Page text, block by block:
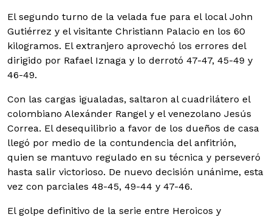
El segundo turno de la velada fue para el local John
Gutiérrez y el visitante Christiann Palacio en los 60
kilogramos. El extranjero aprovechó los errores del
dirigido por Rafael Iznaga y lo derrotó 47-47, 45-49 y
46-49.
Con las cargas igualadas, saltaron al cuadrilátero el
colombiano Alexánder Rangel y el venezolano Jesús
Correa. El desequilibrio a favor de los dueños de casa
llegó por medio de la contundencia del anfitrión,
quien se mantuvo regulado en su técnica y perseveró
hasta salir victorioso. De nuevo decisión unánime, esta
vez con parciales 48-45, 49-44 y 47-46.
El golpe definitivo de la serie entre Heroicos y